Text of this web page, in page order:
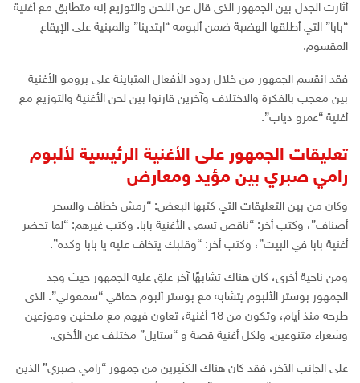
أثارت الجدل بين الجمهور الذى قال عن اللحن والتوزيع إنه متطابق مع أغنية
“بابا” التي أطلقها الهضبة ضمن ألبومه “ابتدينا” والمبنية على الإيقاع
المقسوم.
فقد انقسم الجمهور من خلال ردود الأفعال المتباينة على برومو الأغنية
بين معجب بالفكرة والاختلاف وآخرين قارنوا بين لحن الأغنية والتوزيع مع
أغنية “عمرو دياب”.
تعليقات الجمهور على الأغنية الرئيسية لألبوم
رامي صبري بين مؤيد ومعارض
وكان من بين التعليقات التي كتبها البعض: “رمش خطاف والسحر
أصناف”، وكتب أخر: “ناقص تسمى الأغنية بابا. وكتب غيرهم: “لما تحضر
أغنية بابا في البيت”، وكتب أخر: “وقلبك يتخاف عليه يا بابا وكده”.
ومن ناحية أخرى، كان هناك تشابهًا آخر علق عليه الجمهور حيث وجد
الجمهور بوستر الألبوم يتشابه مع بوستر ألبوم حماقي “سمعوني”. الذى
طرحه منذ أيام، وتكون من 18 أغنية، تعاون فيهم مع ملحنين وموزعين
وشعراء متنوعين. ولكل أغنية قصة و “ستايل” مختلف عن الأخرى.
على الجانب الآخر، فقد كان هناك الكثيرين من جمهور “رامي صبري” الذين